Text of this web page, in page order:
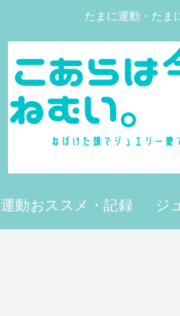
たまに運動・たま
運動おススメ・記録 ジ